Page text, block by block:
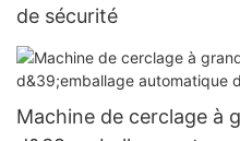
de sécurité
Machine de cerclage à